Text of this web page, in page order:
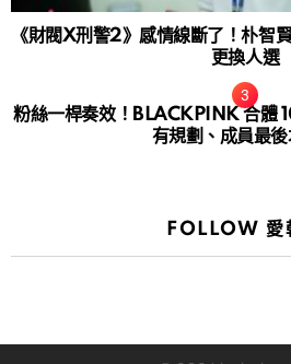
《財閥X刑警2》感情線斷了！朴智
更換人選
粉絲一桿奏效！BLACKPINK 合體
有規劃、成員最
FOLLOW 愛